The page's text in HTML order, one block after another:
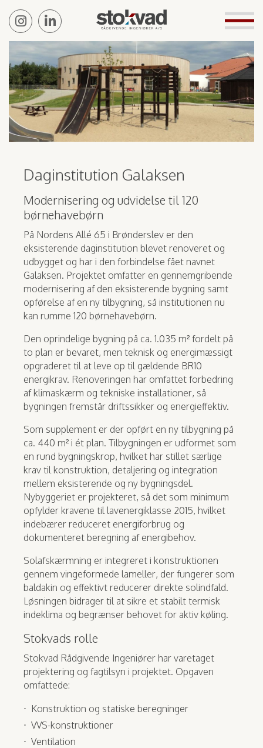
Daginstitution Galaksen
Modernisering og udvidelse til 120
børnehavebørn
På Nordens Allé 65 i Brønderslev er den
eksisterende daginstitution blevet renoveret og
udbygget og har i den forbindelse fået navnet
Galaksen. Projektet omfatter en gennemgribende
modernisering af den eksisterende bygning samt
opførelse af en ny tilbygning, så institutionen nu
kan rumme 120 børnehavebørn.
Den oprindelige bygning på ca. 1.035 m² fordelt på
to plan er bevaret, men teknisk og energimæssigt
opgraderet til at leve op til gældende BR10
energikrav. Renoveringen har omfattet forbedring
af klimaskærm og tekniske installationer, så
bygningen fremstår driftssikker og energieffektiv.
Som supplement er der opført en ny tilbygning på
ca. 440 m² i ét plan. Tilbygningen er udformet som
en rund bygningskrop, hvilket har stillet særlige
krav til konstruktion, detaljering og integration
mellem eksisterende og ny bygningsdel.
Nybyggeriet er projekteret, så det som minimum
opfylder kravene til lavenergiklasse 2015, hvilket
indebærer reduceret energiforbrug og
dokumenteret beregning af energibehov.
Solafskærmning er integreret i konstruktionen
gennem vingeformede lameller, der fungerer som
baldakin og effektivt reducerer direkte solindfald.
Løsningen bidrager til at sikre et stabilt termisk
indeklima og begrænser behovet for aktiv køling.
Stokvads rolle
Stokvad Rådgivende Ingeniører har varetaget
projektering og fagtilsyn i projektet. Opgaven
omfattede:
Konstruktion og statiske beregninger
VVS-konstruktioner
Ventilation